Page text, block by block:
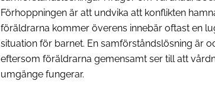
Förhoppningen är att undvika att konflikten
föräldrarna kommer överens innebär oftast en
situation för barnet. En samförståndslösning är
eftersom föräldrarna gemensamt ser till att
umgänge fungerar.